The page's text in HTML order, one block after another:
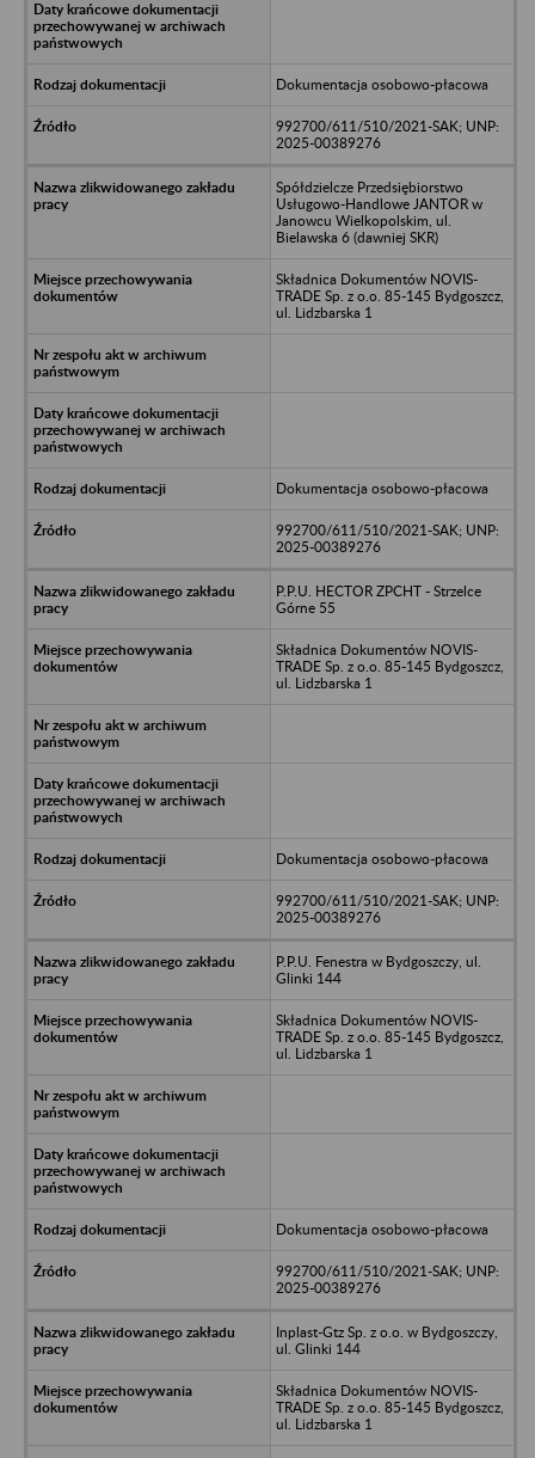
Dokumentacja osobowo-płacowa
992700/611/510/2021-SAK; UNP:
2025-00389276
Spółdzielcze Przedsiębiorstwo
Usługowo-Handlowe JANTOR w
Janowcu Wielkopolskim, ul.
Bielawska 6 (dawniej SKR)
Składnica Dokumentów NOVIS-
TRADE Sp. z o.o. 85-145 Bydgoszcz,
ul. Lidzbarska 1
Dokumentacja osobowo-płacowa
992700/611/510/2021-SAK; UNP:
2025-00389276
P.P.U. HECTOR ZPCHT - Strzelce
Górne 55
Składnica Dokumentów NOVIS-
TRADE Sp. z o.o. 85-145 Bydgoszcz,
ul. Lidzbarska 1
Dokumentacja osobowo-płacowa
992700/611/510/2021-SAK; UNP:
2025-00389276
P.P.U. Fenestra w Bydgoszczy, ul.
Glinki 144
Składnica Dokumentów NOVIS-
TRADE Sp. z o.o. 85-145 Bydgoszcz,
ul. Lidzbarska 1
Dokumentacja osobowo-płacowa
992700/611/510/2021-SAK; UNP:
2025-00389276
Inplast-Gtz Sp. z o.o. w Bydgoszczy,
ul. Glinki 144
Składnica Dokumentów NOVIS-
TRADE Sp. z o.o. 85-145 Bydgoszcz,
ul. Lidzbarska 1